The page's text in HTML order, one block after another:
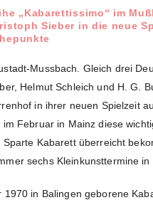
„Kabarettissimo“ im
Sieber in die neue
Mussbach. Gleich drei
Helmut Schleich und H. G.
in ihrer neuen Spielzeit
im Februar in Mainz diese
Sparte Kabarett überreicht
sechs Kleinkunsttermine in
1970 in Balingen geborene